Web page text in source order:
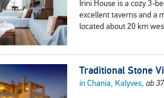
Irini House is a cozy 3-
excellent taverns and a
located about 20 km
Traditional Stone
in Chania, Kalyves, ab